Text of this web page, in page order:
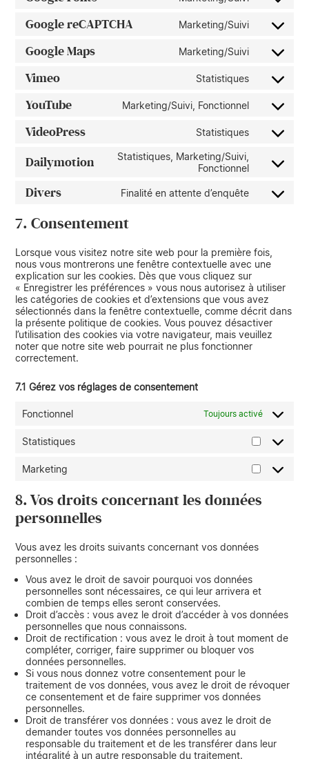
Google reCAPTCHA Marketing/Suivi
Google Maps Marketing/Suivi
Vimeo Statistiques
YouTube Marketing/Suivi, Fonctionnel
VideoPress Statistiques
Dailymotion
Statistiques, Marketing/Suivi,
Fonctionnel
Divers Finalité en attente d’enquête
7. Consentement
Lorsque vous visitez notre site web pour la première fois,
nous vous montrerons une fenêtre contextuelle avec une
explication sur les cookies. Dès que vous cliquez sur
« Enregistrer les préférences » vous nous autorisez à utiliser
les catégories de cookies et d’extensions que vous avez
sélectionnés dans la fenêtre contextuelle, comme décrit dans
la présente politique de cookies. Vous pouvez désactiver
l’utilisation des cookies via votre navigateur, mais veuillez
noter que notre site web pourrait ne plus fonctionner
correctement.
7.1 Gérez vos réglages de consentement
Fonctionnel Toujours activé
Statistiques
Marketing
8. Vos droits concernant les données
personnelles
Vous avez les droits suivants concernant vos données
personnelles :
Vous avez le droit de savoir pourquoi vos données
personnelles sont nécessaires, ce qui leur arrivera et
combien de temps elles seront conservées.
Droit d’accès : vous avez le droit d’accéder à vos données
personnelles que nous connaissons.
Droit de rectification : vous avez le droit à tout moment de
compléter, corriger, faire supprimer ou bloquer vos
données personnelles.
Si vous nous donnez votre consentement pour le
traitement de vos données, vous avez le droit de révoquer
ce consentement et de faire supprimer vos données
personnelles.
Droit de transférer vos données : vous avez le droit de
demander toutes vos données personnelles au
responsable du traitement et de les transférer dans leur
intégralité à un autre responsable du traitement.